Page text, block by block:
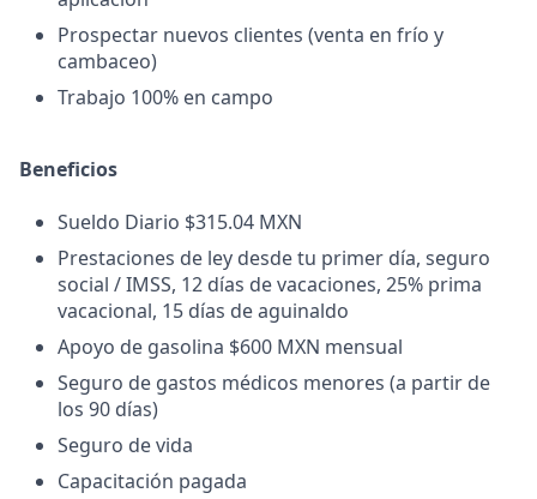
Prospectar nuevos clientes (venta en frío y
cambaceo)
Trabajo 100% en campo
Beneficios
Sueldo Diario $315.04 MXN
Prestaciones de ley desde tu primer día, seguro
social / IMSS, 12 días de vacaciones, 25% prima
vacacional, 15 días de aguinaldo
Apoyo de gasolina $600 MXN mensual
Seguro de gastos médicos menores (a partir de
los 90 días)
Seguro de vida
Capacitación pagada